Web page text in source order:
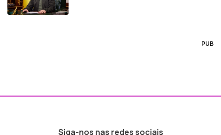
PUB
Siga-nos nas redes sociais